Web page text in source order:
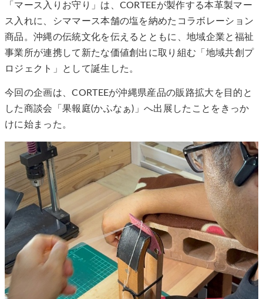
「マース入りお守り」は、CORTEEが製作する本革製マー
ス入れに、シママース本舗の塩を納めたコラボレーション
商品。沖縄の伝統文化を伝えるとともに、地域企業と福祉
事業所が連携して新たな価値創出に取り組む「地域共創プ
ロジェクト」として誕生した。
今回の企画は、CORTEEが沖縄県産品の販路拡大を目的と
した商談会「果報庭(かふなぁ)」へ出展したことをきっか
けに始まった。